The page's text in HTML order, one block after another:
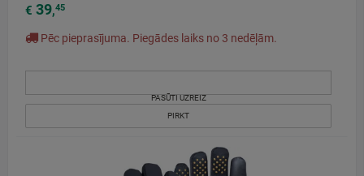
€ 39,45
Pēc pieprasījuma. Piegādes laiks no 3 nedēļām.
PASŪTI UZREIZ
PIRKT